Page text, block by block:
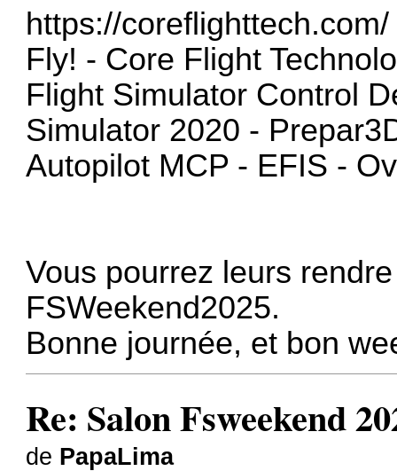
https://coreflighttech.com/
Fly! - Core Flight
Flight Simulator Control
Simulator 2020 -
Autopilot MCP - EFIS -
Vous pourrez leurs
FSWeekend2025.
Bonne journée, et bon
Re: Salon Fsweekend
de PapaLima